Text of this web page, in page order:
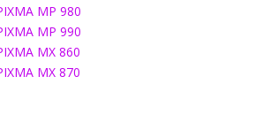
MP 980
MP 990
MX 860
MX 870